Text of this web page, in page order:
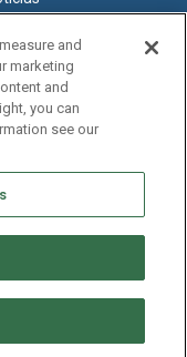
and
marketing
and
you can
see our